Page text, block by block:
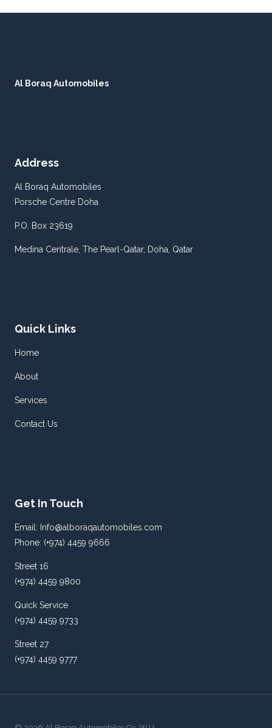
Al Boraq Automobiles
Address
Al Boraq Automobiles
Porsche Centre Doha
P.O. Box 23619
Medina Centrale, The Pearl-Qatar, Doha, Qatar
Quick Links
Home
About
Services
Contact Us
Get In Touch
Email: Info@alboraqautomobiles.com
Phone: (+974) 4459 9666
Street 16
(+974) 4459 9800
Quick Service
(+974) 4459 9733
Street 27
(+974) 4459 9777